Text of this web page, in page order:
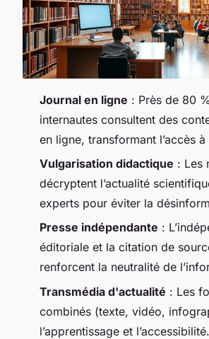
Journal en ligne : Près de 80
internautes consultent des
en ligne, transformant l’accès
Vulgarisation didactique : Les
décryptent l’actualité
experts pour éviter la
Presse indépendante :
éditoriale et la citation de
renforcent la neutralité de
Transmédia d'actualité : Les
combinés (texte, vidéo,
l’apprentissage et l’accessibilité.